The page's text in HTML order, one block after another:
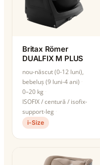
Britax Römer
DUALFIX M PLUS
nou-născut (0-12 luni),
bebeluș (9 luni-4 ani)
0–20 kg
ISOFIX / centură / isofix-
support-leg
i-Size